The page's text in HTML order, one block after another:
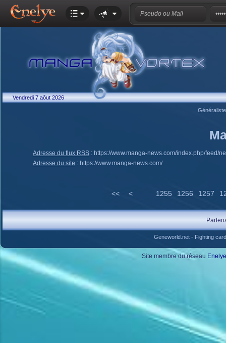
Vendredi 7 aôut 2026
Adresse du flux RSS : https://www.manga-news.com/index.php/feed/
Adresse du site : https://www.manga-news.com/
<< < 1255 1256 1257
Geneworld.net- Fighting
Site membre du réseau Enelye